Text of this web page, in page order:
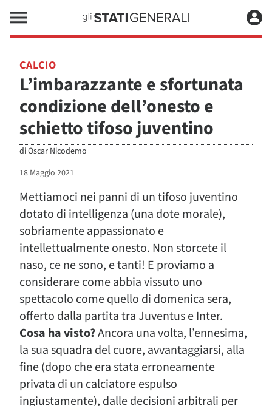
CALCIO
L’imbarazzante e sfortunata
condizione dell’onesto e
schietto tifoso juventino
diOscar Nicodemo
18 Maggio 2021
Mettiamoci nei panni di un tifoso juventino
dotato di intelligenza (una dote morale),
sobriamente appassionato e
intellettualmente onesto. Non storcete il
naso, ce ne sono, e tanti! E proviamo a
considerare come abbia vissuto uno
spettacolo come quello di domenica sera,
offerto dalla partita tra Juventus e Inter.
Cosa ha visto?Ancora una volta, l’ennesima,
la sua squadra del cuore, avvantaggiarsi, alla
fine (dopo che era stata erroneamente
privata di un calciatore espulso
ingiustamente), dalle decisioni arbitrali per